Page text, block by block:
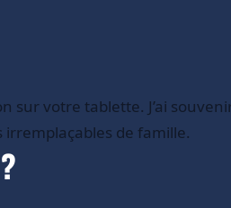
votre tablette. J’ai
de famille.